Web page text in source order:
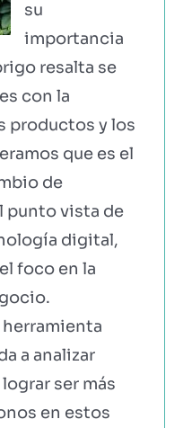
su
importancia
resalta se
con la
productos y los
que es el
de
punto vista de
digital,
foco en la
a analizar
ser más
en estos